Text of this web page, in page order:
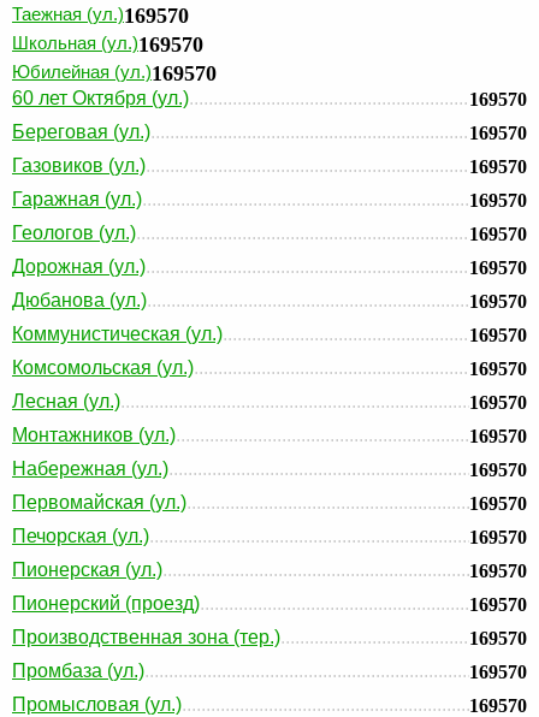
Таежная (ул.)169570
Школьная (ул.)169570
Юбилейная (ул.)169570
60 лет Октября (ул.)
169570
Береговая (ул.)
169570
Газовиков (ул.)
169570
Гаражная (ул.)
169570
Геологов (ул.)
169570
Дорожная (ул.)
169570
Дюбанова (ул.)
169570
Коммунистическая (ул.)
169570
Комсомольская (ул.)
169570
Лесная (ул.)
169570
Монтажников (ул.)
169570
Набережная (ул.)
169570
Первомайская (ул.)
169570
Печорская (ул.)
169570
Пионерская (ул.)
169570
Пионерский (проезд)
169570
Производственная зона (тер.)
169570
Промбаза (ул.)
169570
Промысловая (ул.)
169570